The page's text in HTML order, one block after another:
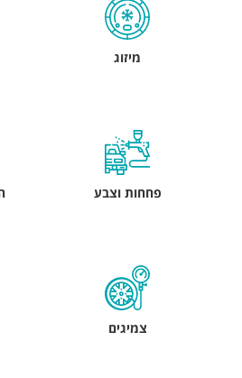
מיזוג
פחחות וצבע
צמיגים